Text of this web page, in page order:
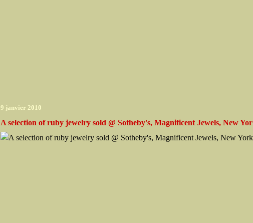
9 janvier 2010
A selection of ruby jewelry sold @ Sotheby's, Magnificent Jewels, New